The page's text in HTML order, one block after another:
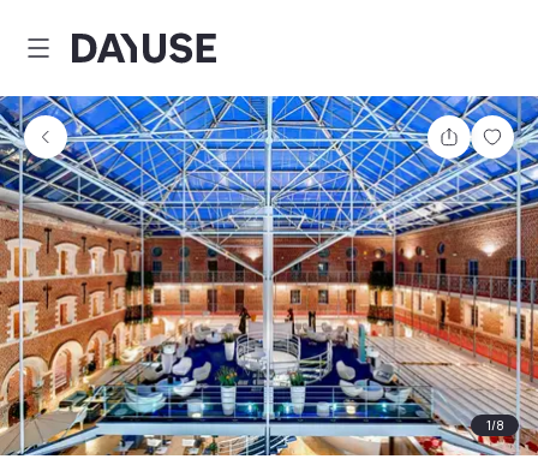
Dayuse
Teilen
1/8